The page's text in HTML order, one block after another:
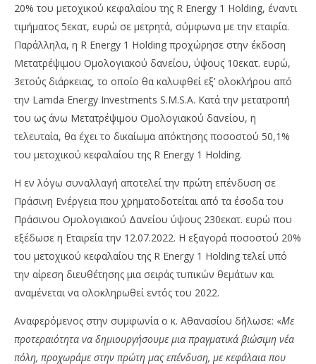
Lamda: Προχώρησε στην εξαγορά ποσοστού 20%
της R Energy 1 Holding
31/10/2022
pressroom
20% του μετοχικού κεφαλαίου της R Energy 1 Holding, έναντι
τιμήματος 5εκατ, ευρώ σε μετρητά, σύμφωνα με την εταιρία.
Παράλληλα, η R Energy 1 Holding προχώρησε στην έκδοση
Μετατρέψιμου Ομολογιακού δανείου, ύψους 10εκατ. ευρώ,
3ετούς διάρκειας, το οποίο θα καλυφθεί εξ’ ολοκλήρου από
την Lamda Energy Investments S.M.S.A. Κατά την μετατροπή
του ως άνω Μετατρέψιμου Ομολογιακού δανείου, η
τελευταία, θα έχει το δικαίωμα απόκτησης ποσοστού 50,1%
του μετοχικού κεφαλαίου της R Energy 1 Holding.
Η εν λόγω συναλλαγή αποτελεί την πρώτη επένδυση σε
Πράσινη Ενέργεια που χρηματοδοτείται από τα έσοδα του
Πράσινου Ομολογιακού Δανείου ύψους 230εκατ. ευρώ που
εξέδωσε η Εταιρεία την 12.07.2022. Η εξαγορά ποσοστού 20%
του μετοχικού κεφαλαίου της R Energy 1 Holding τελεί υπό
την αίρεση διευθέτησης μια σειράς τυπικών θεμάτων και
αναμένεται να ολοκληρωθεί εντός του 2022.
Αναφερόμενος στην συμφωνία ο κ. Αθανασίου δήλωσε: «Με
προτεραιότητα να δημιουργήσουμε μια πραγματικά βιώσιμη νέα
πόλη, προχωράμε στην πρώτη μας επένδυση, με κεφάλαια που